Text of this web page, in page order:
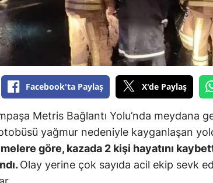
Bolu
Burdur
Bursa
Çanakkale
Çankırı
Çorum
Denizli
Diyarbakır
Facebook'ta Paylaş X'de Paylaş
Metris Bağlantı Yolu’nda meydana
yağmur nedeniyle kayganlaşan
göre, kazada 2 kişi hayatını
Olay yerine çok sayıda acil ekip sevk